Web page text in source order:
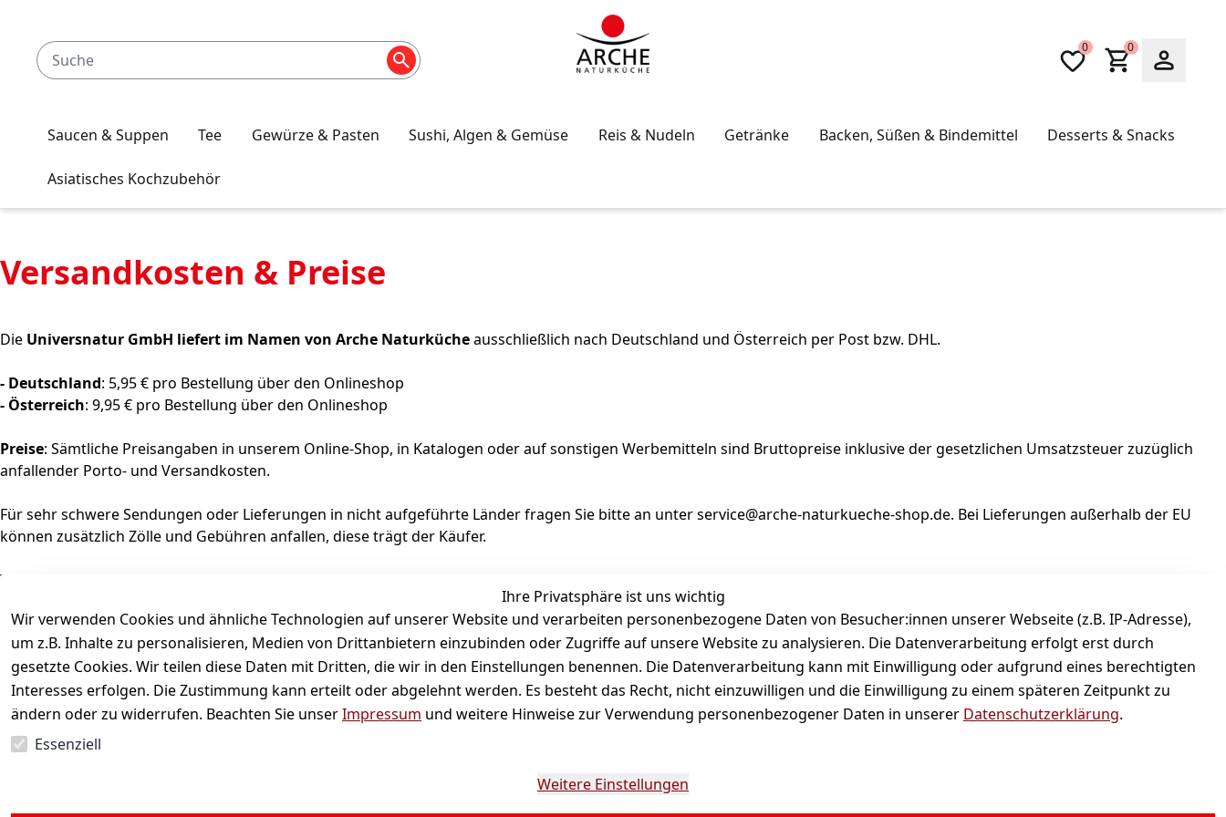
0 0
Saucen & Suppen Tee Gewürze & Pasten Sushi, Algen & Gemüse Reis & Nudeln Getränke Backen, Süßen & Bindemittel Desserts & Snacks
Asiatisches Kochzubehör
Versandkosten & Preise
Die Universnatur GmbH liefert im Namen von Arche Naturkücheausschließlich nach Deutschland und Österreich per Post bzw. DHL.
- Deutschland: 5,95 € pro Bestellung über den Onlineshop
- Österreich: 9,95 € pro Bestellung über den Onlineshop
Preise: Sämtliche Preisangaben in unserem Online-Shop, in Katalogen oder auf sonstigen Werbemitteln sind Bruttopreise inklusive der gesetzlichen Umsatzsteuer zuzüglich
anfallender Porto- und Versandkosten.
Für sehr schwere Sendungen oder Lieferungen in nicht aufgeführte Länder fragen Sie bitte an unter service@arche-naturkueche-shop.de. Bei Lieferungen außerhalb der EU
können zusätzlich Zölle und Gebühren anfallen, diese trägt der Käufer.
Wir versenden umweltgerecht CO₂-neutral und unterstützen klimafreundliche Projekte.
Ihre Privatsphäre ist uns wichtig
Wir verwenden Cookies und ähnliche Technologien auf unserer Website und verarbeiten personenbezogene Daten von Besucher:innen unserer Webseite (z.B. IP-Adresse),
um z.B. Inhalte zu personalisieren, Medien von Drittanbietern einzubinden oder Zugriffe auf unsere Website zu analysieren. Die Datenverarbeitung erfolgt erst durch
gesetzte Cookies. Wir teilen diese Daten mit Dritten, die wir in den Einstellungen benennen. Die Datenverarbeitung kann mit Einwilligung oder aufgrund eines berechtigten
Interesses erfolgen. Die Zustimmung kann erteilt oder abgelehnt werden. Es besteht das Recht, nicht einzuwilligen und die Einwilligung zu einem späteren Zeitpunkt zu
ändern oder zu widerrufen. Beachten Sie unserImpressum und weitere Hinweise zur Verwendung personenbezogener Daten in unserer Datenschutzerklärung.
Essenziell
Weitere Einstellungen